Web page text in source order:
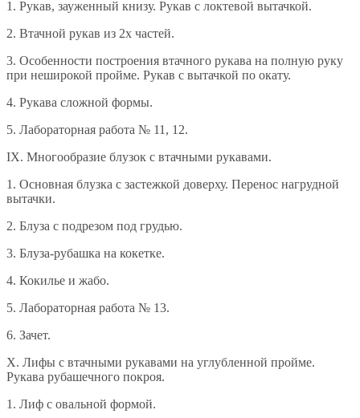
1. Рукав, зауженный книзу. Рукав с локтевой вытачкой.
2. Втачной рукав из 2х частей.
3. Особенности построения втачного рукава на полную руку
при неширокой пройме. Рукав с вытачкой по окату.
4. Рукава сложной формы.
5. Лабораторная работа № 11, 12.
IX. Многообразие блузок с втачными рукавами.
1. Основная блузка с застежкой доверху. Перенос нагрудной
вытачки.
2. Блуза с подрезом под грудью.
3. Блуза-рубашка на кокетке.
4. Кокилье и жабо.
5. Лабораторная работа № 13.
6. Зачет.
X. Лифы с втачными рукавами на углубленной пройме.
Рукава рубашечного покроя.
1. Лиф с овальной формой.